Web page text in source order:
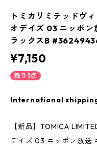
トミカリミテッドヴ
オデイズ 03 ニッポ
ラックスB
¥7,150
残り1点
International
【新品】TOMICA
デイズ 03 ニッポン放送